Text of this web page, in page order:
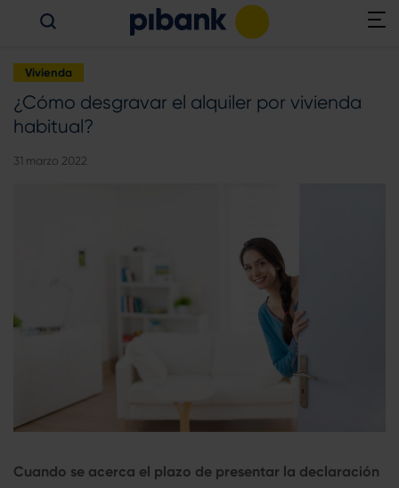
Vivienda
¿Cómo desgravar el alquiler por vivienda
habitual?
31 marzo 2022
Cuando se acerca el plazo de presentar la declaración